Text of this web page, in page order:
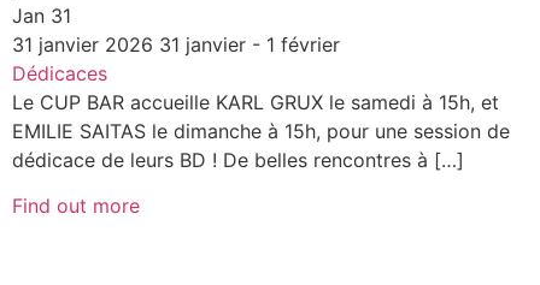
Jan 31
31 janvier 2026 31 janvier - 1 février
Dédicaces
Le CUP BAR accueille KARL GRUX le samedi à 15h, et
EMILIE SAITAS le dimanche à 15h, pour une session de
dédicace de leurs BD ! De belles rencontres à […]
Find out more